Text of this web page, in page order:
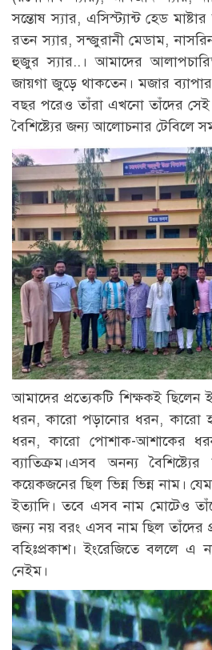
সন্তোষ স্যার, এসিস্ট্যান্ট হেড
রতন স্যার, সন্জুরানী মেডাম,
হুজুর স্যার..। আমাদের
জায়গা জুড়ে থাকতেন। মজার
বছর পরেও তাঁরা এখনো তাঁদের
বৈশিষ্ট্যের জন্য আলোচনার টেবিলে
আমাদের প্রত্যেকটি শিক্ষকই
ধরন, কারো পড়ানোর ধরন, কারো
ধরন, কারো পোশাক-আশাকের
ব্যাতিক্রম।এসব অনন্য
কয়েকজনের ছিল ভিন্ন ভিন্ন নাম।
ইত্যাদি। তবে এসব নাম মোটেও
জন্য নয় বরং এসব নাম ছিল তাঁদের
বহিঃপ্রকাশ। ইংরেজিতে বললে এ
নেইম।